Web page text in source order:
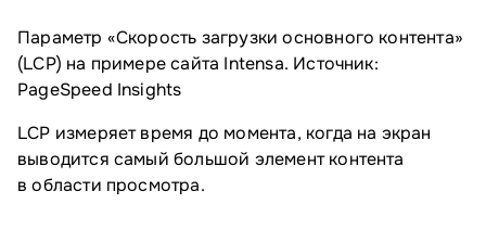
Параметр «Скорость загрузки основного контента»
(LCP) на примере сайта Intensa. Источник:
PageSpeed Insights
LCP измеряет время до момента, когда на экран
выводится самый большой элемент контента
в области просмотра.